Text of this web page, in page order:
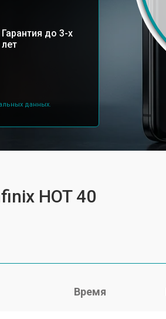
Гарантия до 3-х
лет
данных.
HOT 40
Время